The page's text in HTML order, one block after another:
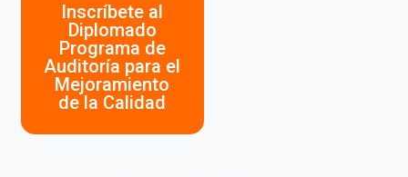
Inscríbete al
Diplomado
Programa de
Auditoría para el
Mejoramiento
de la Calidad